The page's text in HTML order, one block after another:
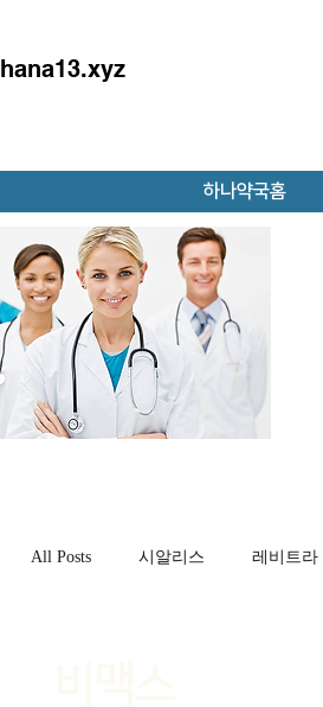
hana13.xyz
하나약국홈
All Posts 시알리스 레비트라